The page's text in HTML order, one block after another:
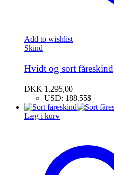
Add to wishlist
Skind
Hvidt og sort fåreskind
DKK 1.295,00
USD: 188.55$
Læg i kurv